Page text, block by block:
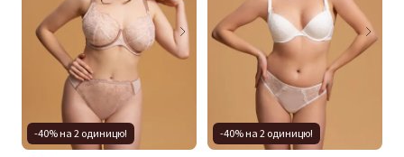
-40% на 2 одиницю! -40% на 2 одиницю!